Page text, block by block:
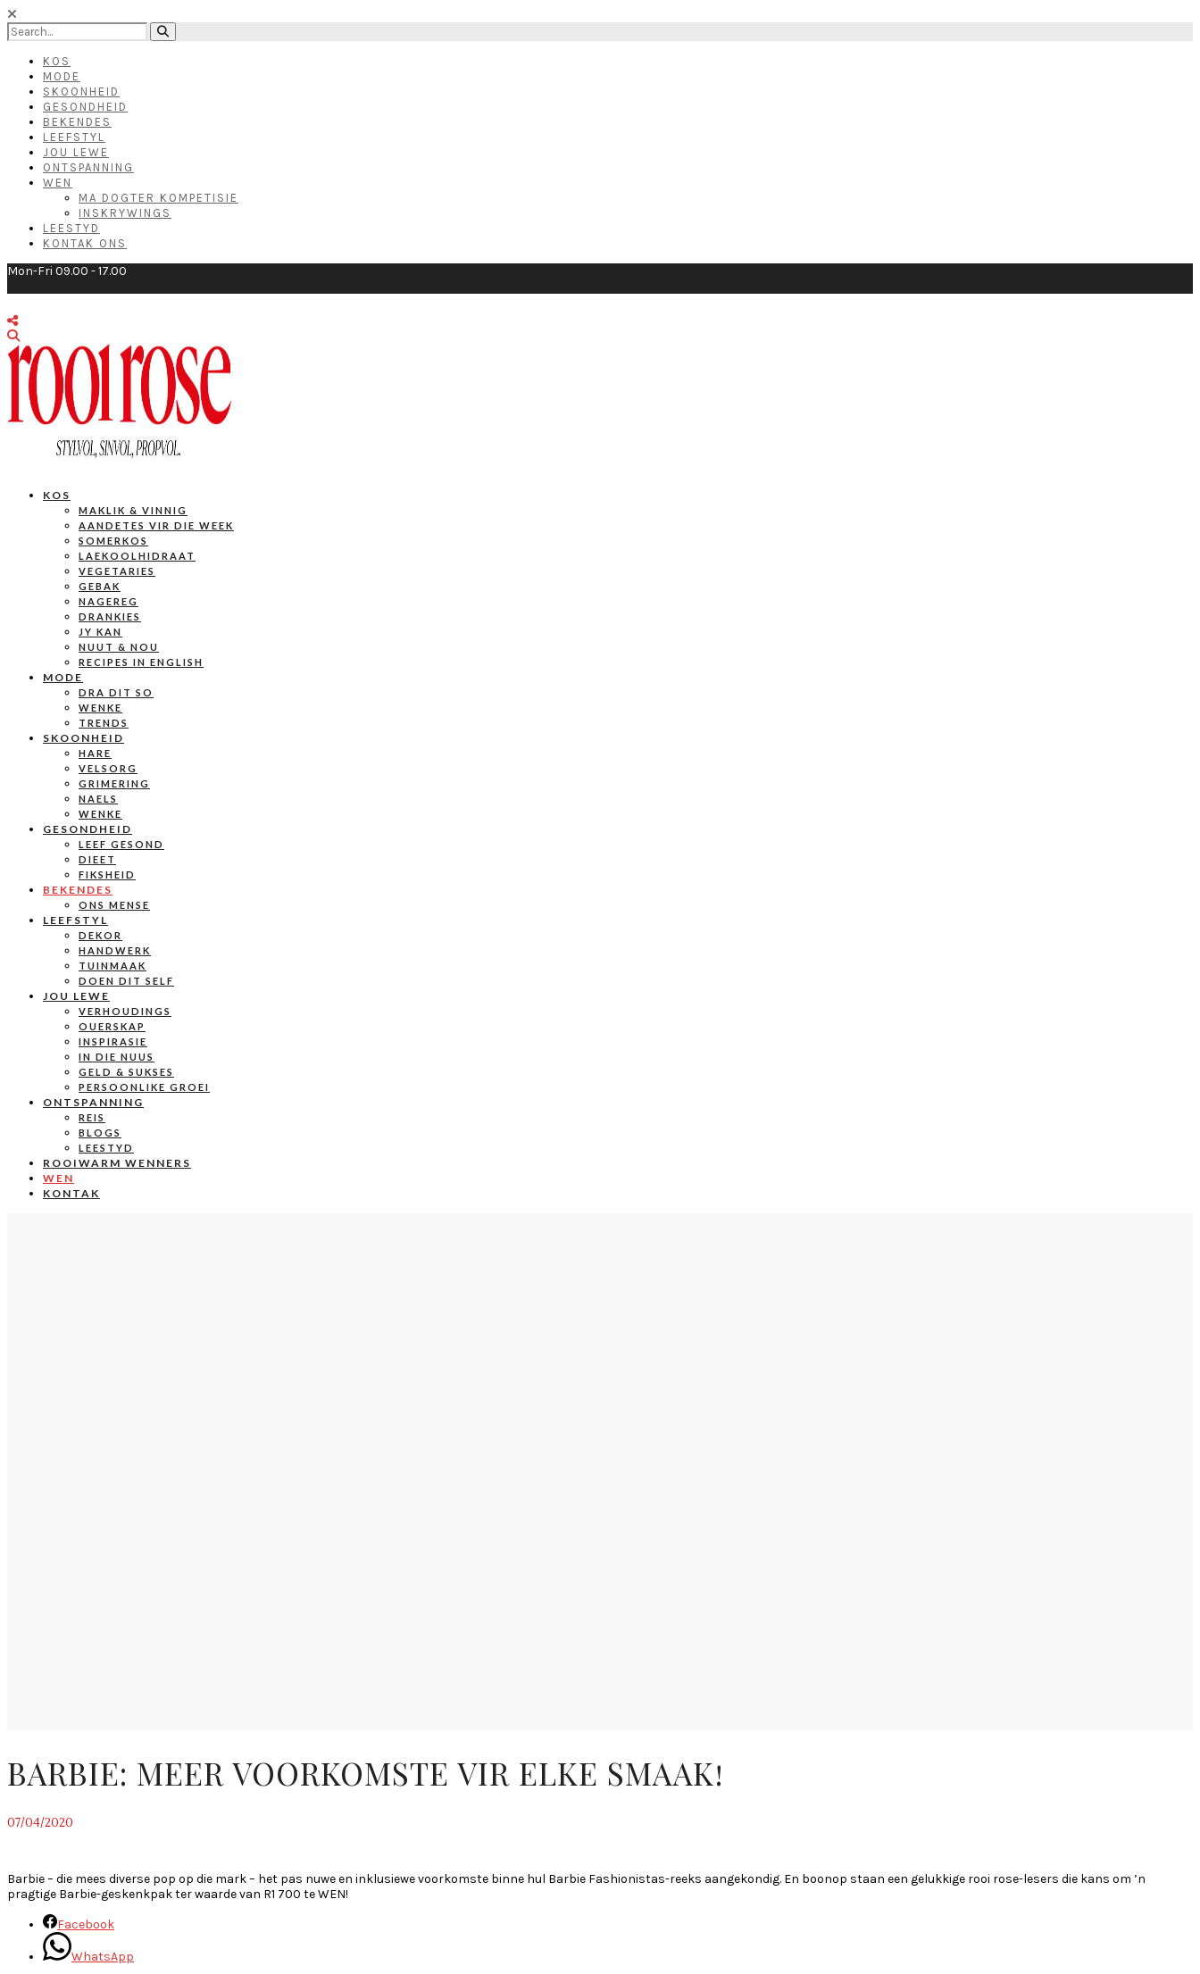
KOS
MODE
SKOONHEID
GESONDHEID
BEKENDES
LEEFSTYL
JOU LEWE
ONTSPANNING
WEN
MA DOGTER KOMPETISIE
INSKRYWINGS
LEESTYD
KONTAK ONS
Mon-Fri 09.00 - 17.00
KOS
MAKLIK & VINNIG
AANDETES VIR DIE WEEK
SOMERKOS
LAEKOOLHIDRAAT
VEGETARIES
GEBAK
NAGEREG
DRANKIES
JY KAN
NUUT & NOU
RECIPES IN ENGLISH
MODE
DRA DIT SO
WENKE
TRENDS
SKOONHEID
HARE
VELSORG
GRIMERING
NAELS
WENKE
GESONDHEID
LEEF GESOND
DIEET
FIKSHEID
BEKENDES
ONS MENSE
LEEFSTYL
DEKOR
HANDWERK
TUINMAAK
DOEN DIT SELF
JOU LEWE
VERHOUDINGS
OUERSKAP
INSPIRASIE
IN DIE NUUS
GELD & SUKSES
PERSOONLIKE GROEI
ONTSPANNING
REIS
BLOGS
LEESTYD
ROOIWARM WENNERS
WEN
KONTAK
BARBIE: MEER VOORKOMSTE VIR ELKE SMAAK!
07/04/2020
Barbie – die mees diverse pop op die mark – het pas nuwe en inklusiewe voorkomste binne hul Barbie Fashionistas-reeks aangekondig. En boonop staan een gelukkige rooi rose-lesers die kans om ’n
pragtige Barbie-geskenkpak ter waarde van R1 700 te WEN!
Facebook
WhatsApp